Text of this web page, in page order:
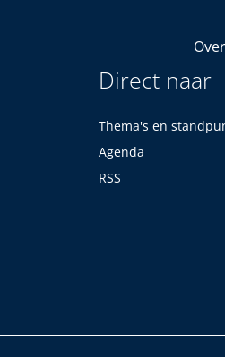
Direct naar
Thema's en
Agenda
RSS